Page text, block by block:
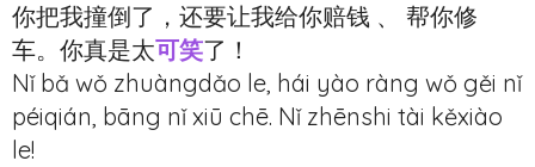
你把我撞倒了，还要让我给你赔钱 、 帮你修
车。你真是太可笑了！
Nǐ bǎ wǒ zhuàngdǎo le, hái yào ràng wǒ gěi nǐ
péiqián, bāng nǐ xiū chē. Nǐ zhēnshi tài kěxiào
le!